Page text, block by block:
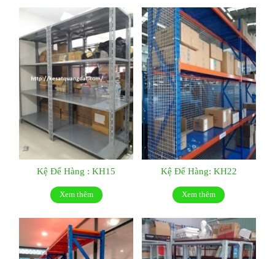
Kệ Để Hàng : KH15
Xem thêm
Kệ Để Hàng: KH22
Xem thêm